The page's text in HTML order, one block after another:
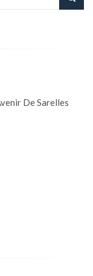
De Sarelles